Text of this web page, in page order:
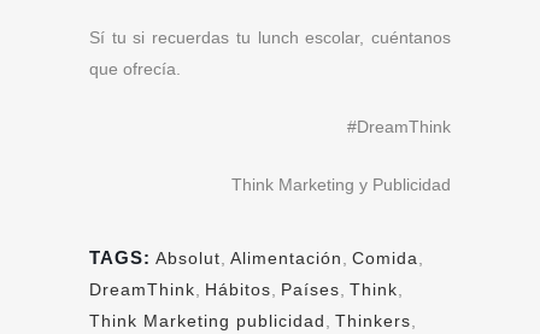
Sí tu si recuerdas tu lunch escolar, cuéntanos
que ofrecía.
#DreamThink
Think Marketing y Publicidad
TAGS: Absolut Alimentación Comida
DreamThink
Hábitos Países Think
Think Marketing publicidad
Thinkers